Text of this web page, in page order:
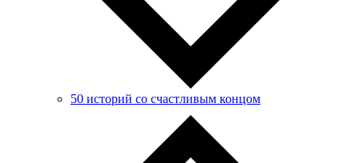
50 историй со счастливым концом